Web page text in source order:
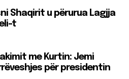
Shaqirit u përurua Lagjja
t
me Kurtin: Jemi
për presidentin